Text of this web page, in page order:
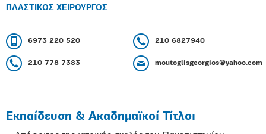
ΠΛΑΣΤΙΚΟΣ ΧΕΙΡΟΥΡΓΟΣ
6973 220 520 210 6827940
210 778 7383 moutoglisgeorgios@yahoo.com
Εκπαίδευση & Ακαδημαϊκοί Τίτλοι